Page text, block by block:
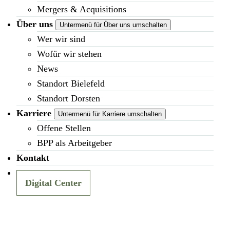
Mergers & Acquisitions
Über uns
Untermenü für Über uns umschalten
Wer wir sind
Wofür wir stehen
News
Standort Bielefeld
Standort Dorsten
Karriere
Untermenü für Karriere umschalten
Offene Stellen
BPP als Arbeitgeber
Kontakt
Digital Center